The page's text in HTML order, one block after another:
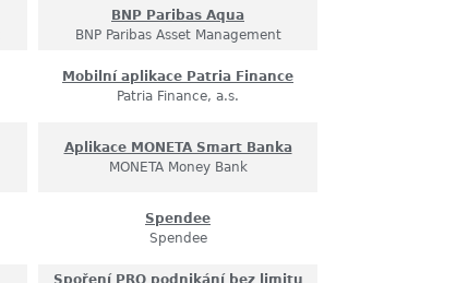
BNP Paribas Aqua
BNP Paribas Asset Management
Mobilní aplikace Patria Finance
Patria Finance, a.s.
Aplikace MONETA Smart Banka
MONETA Money Bank
Spendee
Spendee
Spoření PRO podnikání bez limitu